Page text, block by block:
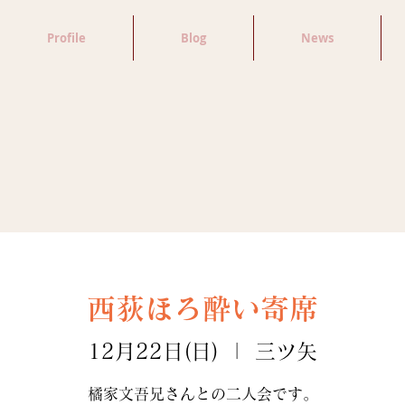
Profile Blog News
西荻ほろ酔い寄席
12月22日(日) 三ツ矢
橘家文吾兄さんとの二人会です。